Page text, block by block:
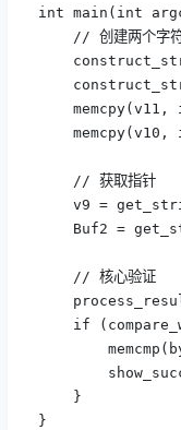
int main(int
// 创建两个字符
memcpy(v11,
memcpy(v10,
// 获取指针
v9 =
Buf2 =
// 核心验证
if
}
}